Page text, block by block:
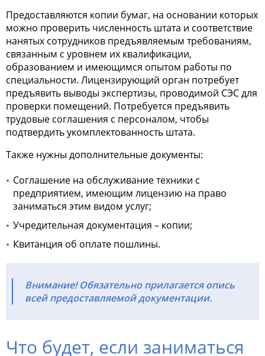
Предоставляются копии бумаг, на основании которых
можно проверить численность штата и соответствие
нанятых сотрудников предъявляемым требованиям,
связанным с уровнем их квалификации,
образованием и имеющимся опытом работы по
специальности. Лицензирующий орган потребует
предъявить выводы экспертизы, проводимой СЭС для
проверки помещений. Потребуется предъявить
трудовые соглашения с персоналом, чтобы
подтвердить укомплектованность штата.
Также нужны дополнительные документы:
Соглашение на обслуживание техники с
предприятием, имеющим лицензию на право
заниматься этим видом услуг;
Учредительная документация – копии;
Квитанция об оплате пошлины.
Внимание! Обязательно прилагается опись
всей предоставляемой документации.
Что будет, если заниматься